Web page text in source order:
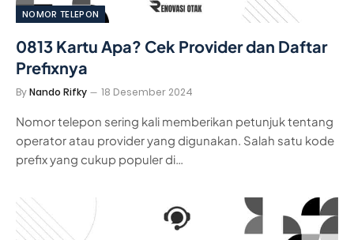
NOMOR TELEPON
0813 Kartu Apa? Cek Provider dan Daftar
Prefixnya
ByNando Rifky 18 Desember 2024
Nomor telepon sering kali memberikan petunjuk tentang
operator atau provider yang digunakan. Salah satu kode
prefix yang cukup populer di…